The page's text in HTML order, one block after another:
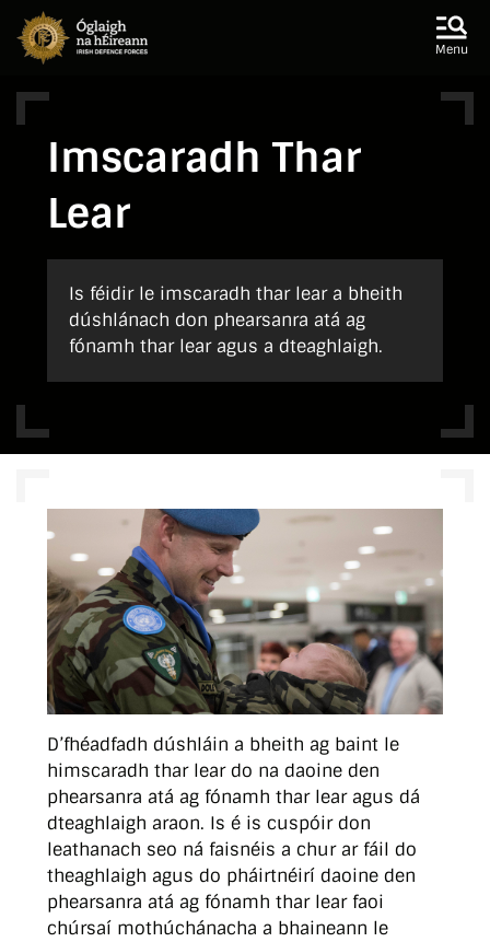
Skip to main content
Menu
Imscaradh Thar
Lear
Is féidir le imscaradh thar lear a bheith
dúshlánach don phearsanra atá ag
fónamh thar lear agus a dteaghlaigh.
D’fhéadfadh dúshláin a bheith ag baint le
himscaradh thar lear do na daoine den
phearsanra atá ag fónamh thar lear agus dá
dteaghlaigh araon. Is é is cuspóir don
leathanach seo ná faisnéis a chur ar fáil do
theaghlaigh agus do pháirtnéirí daoine den
phearsanra atá ag fónamh thar lear faoi
chúrsaí mothúchánacha a bhaineann le